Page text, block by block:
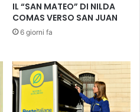
IL “SAN MATEO” DI NILDA
COMAS VERSO SAN JUAN
6 giorni fa